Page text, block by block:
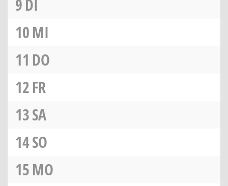
9DI
10MI
11 DO
12FR
13SA
14SO
15MO